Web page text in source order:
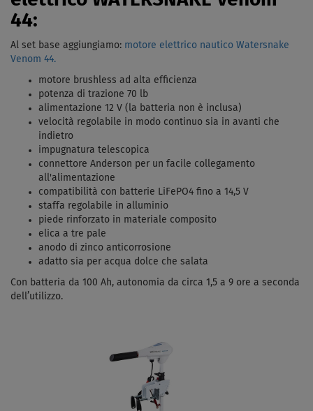
44:
Al set base aggiungiamo: motore elettrico nautico Watersnake
Venom 44.
motore brushless ad alta efficienza
potenza di trazione 70 lb
alimentazione 12 V (la batteria non è inclusa)
velocità regolabile in modo continuo sia in avanti che
indietro
impugnatura telescopica
connettore Anderson per un facile collegamento
all'alimentazione
compatibilità con batterie LiFePO4 fino a 14,5 V
staffa regolabile in alluminio
piede rinforzato in materiale composito
elica a tre pale
anodo di zinco anticorrosione
adatto sia per acqua dolce che salata
Con batteria da 100 Ah, autonomia da circa 1,5 a 9 ore a seconda
dell’utilizzo.